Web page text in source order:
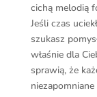
cichą melodią
Jeśli czas
szukasz
właśnie dla
sprawią, że